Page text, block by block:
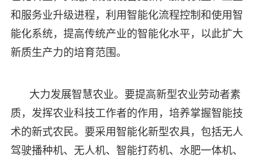
和服务业升级进程，利用智能化流程控制和使用智
能化系统，提高传统产业的智能化水平，以此扩大
新质生产力的培育范围。
大力发展智慧农业。要提高新型农业劳动者素
质，发挥农业科技工作者的作用，培养掌握智能技
术的新式农民。要采用智能化新型农具，包括无人
驾驶播种机、无人机、智能打药机、水肥一体机、